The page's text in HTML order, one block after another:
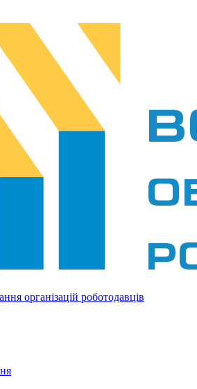
організацій роботодавців